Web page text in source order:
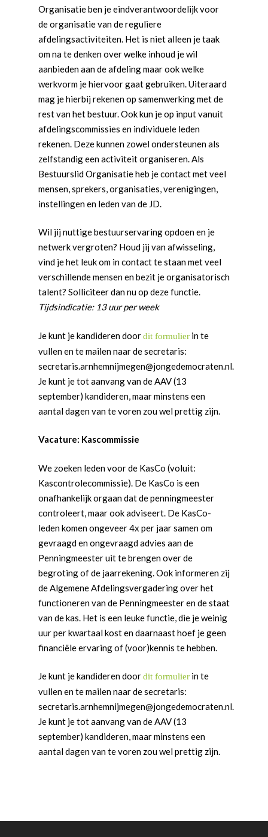
Organisatie ben je eindverantwoordelijk voor
de organisatie van de reguliere
afdelingsactiviteiten. Het is niet alleen je taak
om na te denken over welke inhoud je wil
aanbieden aan de afdeling maar ook welke
werkvorm je hiervoor gaat gebruiken. Uiteraard
mag je hierbij rekenen op samenwerking met de
rest van het bestuur. Ook kun je op input vanuit
afdelingscommissies en individuele leden
rekenen. Deze kunnen zowel ondersteunen als
zelfstandig een activiteit organiseren. Als
Bestuurslid Organisatie heb je contact met veel
mensen, sprekers, organisaties, verenigingen,
instellingen en leden van de JD.
Wil jij nuttige bestuurservaring opdoen en je
netwerk vergroten? Houd jij van afwisseling,
vind je het leuk om in contact te staan met veel
verschillende mensen en bezit je organisatorisch
talent? Solliciteer dan nu op deze functie.
Tijdsindicatie: 13 uur per week
Je kunt je kandideren doordit formulier in te
vullen en te mailen naar de secretaris:
secretaris.arnhemnijmegen@jongedemocraten.nl.
Je kunt je tot aanvang van de AAV (13
september) kandideren, maar minstens een
aantal dagen van te voren zou wel prettig zijn.
Vacature: Kascommissie
We zoeken leden voor de KasCo (voluit:
Kascontrolecommissie). De KasCo is een
onafhankelijk orgaan dat de penningmeester
controleert, maar ook adviseert. De KasCo-
leden komen ongeveer 4x per jaar samen om
gevraagd en ongevraagd advies aan de
Penningmeester uit te brengen over de
begroting of de jaarrekening. Ook informeren zij
de Algemene Afdelingsvergadering over het
functioneren van de Penningmeester en de staat
van de kas. Het is een leuke functie, die je weinig
uur per kwartaal kost en daarnaast hoef je geen
financiële ervaring of (voor)kennis te hebben.
Je kunt je kandideren doordit formulier in te
vullen en te mailen naar de secretaris:
secretaris.arnhemnijmegen@jongedemocraten.nl.
Je kunt je tot aanvang van de AAV (13
september) kandideren, maar minstens een
aantal dagen van te voren zou wel prettig zijn.
Word actief
Welkom bij de Jonge
Democraten!
Agenda
Nieuws en Vacatures
Moties en Politiek
Beginselen
Buitenlandse Zaken &
Digitalisering &
Duurzaamheid
Economie, Financiën &
Zaken
Europese Unie
Politiek
Internationaal
Politiek Adviseurs
Landelijke teams &
Congressen
Coaches
Trainingen & Trainers
Landelijk Bestuur
Vrienden van de Jonge
Democraten
Partners
Vertrouwenspersonen
Afdelingen
Arnhem-Nijmegen
Zwolle
Fryslân
Groningen-Drenthe
Leiden-Haaglanden
Limburg
Meld je aan!